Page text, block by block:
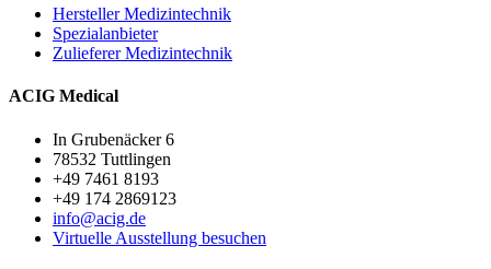
Hersteller Medizintechnik
Spezialanbieter
Zulieferer Medizintechnik
ACIG Medical
In Grubenäcker 6
78532 Tuttlingen
+49 7461 8193
+49 174 2869123
info@acig.de
Virtuelle Ausstellung besuchen